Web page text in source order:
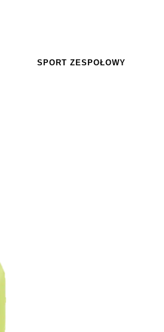
SPORT ZESPOŁOWY